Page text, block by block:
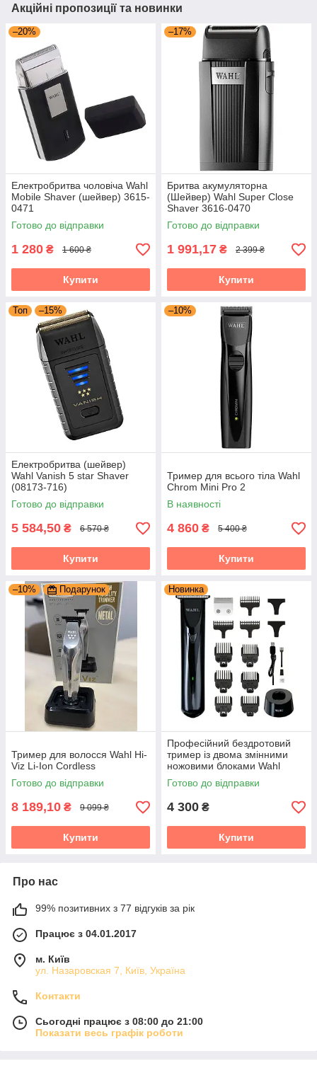
Акційні пропозиції та новинки
–20%
Електробритва чоловіча Wahl
Mobile Shaver (шейвер) 3615-
0471
Готово до відправки
1 280 ₴ 1 600 ₴
Купити
–17%
Бритва акумуляторна
(Шейвер) Wahl Super Close
Shaver 3616-0470
Готово до відправки
1 991,17 ₴ 2 399 ₴
Купити
Топ –15%
Електробритва (шейвер)
Wahl Vanish 5 star Shaver
(08173-716)
Готово до відправки
5 584,50 ₴ 6 570 ₴
Купити
–10%
Тример для всього тіла Wahl
Chrom Mini Pro 2
В наявності
4 860 ₴ 5 400 ₴
Купити
–10% Подарунок
Тример для волосся Wahl Hi-
Viz Li-Ion Cordless
Готово до відправки
8 189,10 ₴ 9 099 ₴
Купити
Новинка
Професійний бездротовий
тример із двома змінними
ножовими блоками Wahl
ChroMini Duo (3029222)
Готово до відправки
4 300 ₴
Купити
Про нас
99% позитивних з 77 відгуків за рік
Працює з 04.01.2017
м. Київ
ул. Назаровская 7, Київ, Україна
Контакти
Сьогодні працює з 08:00 до 21:00
Показати весь графік роботи